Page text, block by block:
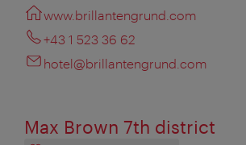
www.brillantengrund.com
+43 1 523 36 62
hotel@brillantengrund.com
Max Brown 7th district